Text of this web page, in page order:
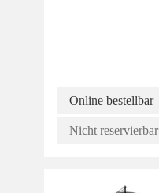
Online bestellbar
Nicht reservierbar